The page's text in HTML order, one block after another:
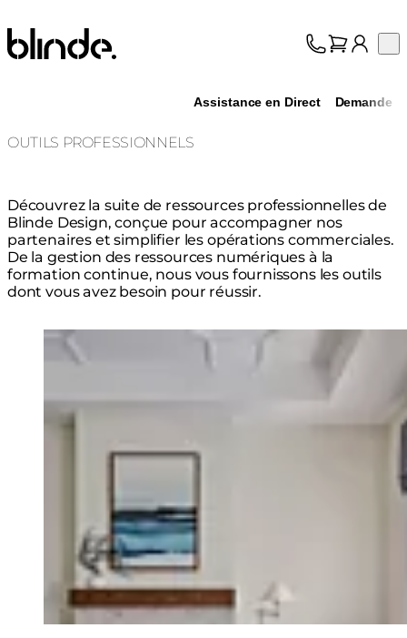
Blinde Design
Assistance en Direct Demande
OUTILS PROFESSIONNELS
Découvrez la suite de ressources professionnelles de
Blinde Design, conçue pour accompagner nos
partenaires et simplifier les opérations commerciales.
De la gestion des ressources numériques à la
formation continue, nous vous fournissons les outils
dont vous avez besoin pour réussir.
Loading image...
© Design: Firefinish Interiors/ Photographer: Dan
Cutrona